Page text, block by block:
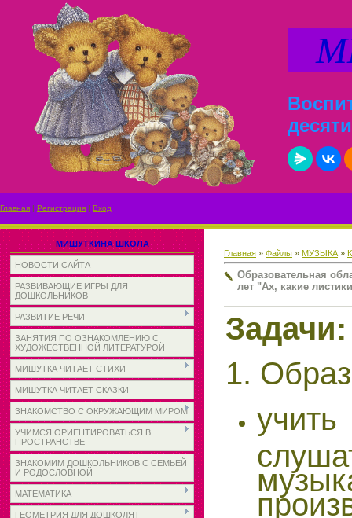
Главная | Регистрация | Вход
МИШУТКИНА ШКОЛА
НОВОСТИ САЙТА
РАЗВИВАЮЩИЕ ИГРЫ ДЛЯ
ДОШКОЛЬНИКОВ
РАЗВИТИЕ РЕЧИ
ЗАНЯТИЯ ПО ОЗНАКОМЛЕНИЮ С
ХУДОЖЕСТВЕННОЙ ЛИТЕРАТУРОЙ
МИШУТКА ЧИТАЕТ СТИХИ
МИШУТКА ЧИТАЕТ СКАЗКИ
ЗНАКОМСТВО С ОКРУЖАЮЩИМ МИРОМ
УЧИМСЯ ОРИЕНТИРОВАТЬСЯ В
ПРОСТРАНСТВЕ
ЗНАКОМИМ ДОШКОЛЬНИКОВ С СЕМЬЕЙ
И РОДОСЛОВНОЙ
МАТЕМАТИКА
ГЕОМЕТРИЯ ДЛЯ ДОШКОЛЯТ
Главная » Файлы » МУЗЫКА »
Образовательная
лет "Ах, какие
Задачи:
1.